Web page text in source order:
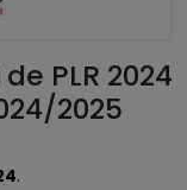
PLR 2024
2025
.